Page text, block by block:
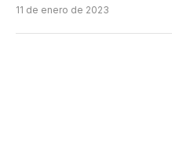
11 de enero de 2023